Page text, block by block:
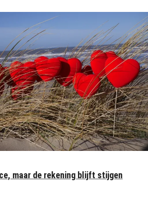
maar de rekening blijft stijgen